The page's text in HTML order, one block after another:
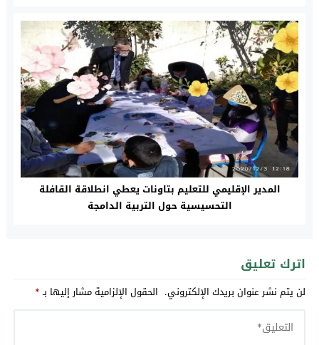
المدير الإقليمي للتعليم بتاونات يعطي انطلاقة القافلة
التحسيسية حول التربية الدامجة
اترك تعليق
لن يتم نشر عنوان بريدك الإلكتروني. الحقول الإلزامية مشار إليها بـ*